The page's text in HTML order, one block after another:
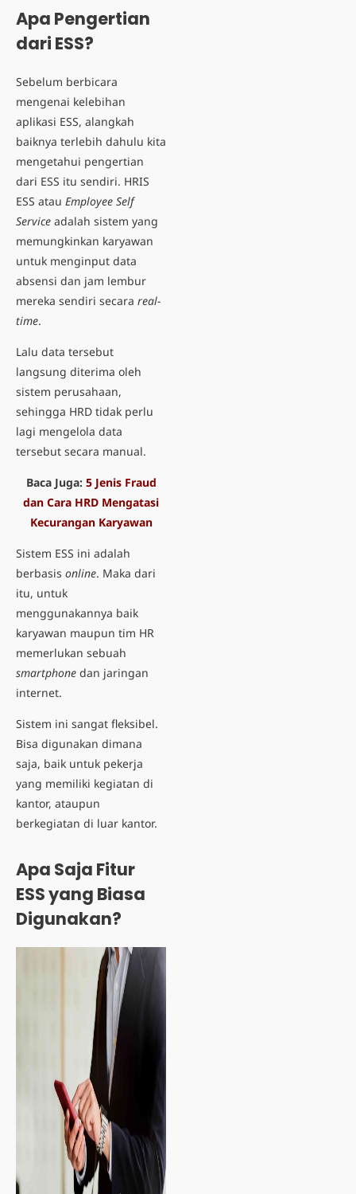
Apa Pengertian
dari ESS?
Sebelum berbicara
mengenai kelebihan
aplikasi ESS, alangkah
baiknya terlebih dahulu kita
mengetahui pengertian
dari ESS itu sendiri. HRIS
ESS atau Employee Self
Service adalah sistem yang
memungkinkan karyawan
untuk menginput data
absensi dan jam lembur
mereka sendiri secara real-
time.
Lalu data tersebut
langsung diterima oleh
sistem perusahaan,
sehingga HRD tidak perlu
lagi mengelola data
tersebut secara manual.
Baca Juga: 5 Jenis Fraud
dan Cara HRD Mengatasi
Kecurangan Karyawan
Sistem ESS ini adalah
berbasis online. Maka dari
itu, untuk
menggunakannya baik
karyawan maupun tim HR
memerlukan sebuah
smartphone dan jaringan
internet.
Sistem ini sangat fleksibel.
Bisa digunakan dimana
saja, baik untuk pekerja
yang memiliki kegiatan di
kantor, ataupun
berkegiatan di luar kantor.
Apa Saja Fitur
ESS yang Biasa
Digunakan?